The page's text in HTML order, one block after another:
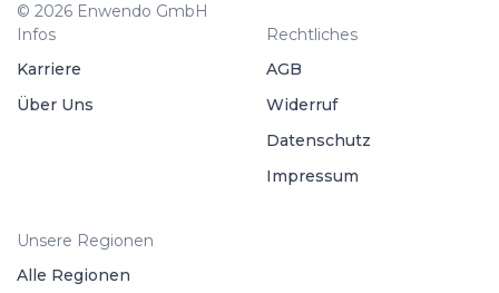
© 2026 Enwendo GmbH
Infos
Karriere
Über Uns
Rechtliches
AGB
Widerruf
Datenschutz
Impressum
Unsere Regionen
Alle Regionen